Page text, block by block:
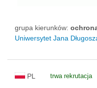
grupa kierunków:
Uniwersytet Jana
PL trwa rekrutacja